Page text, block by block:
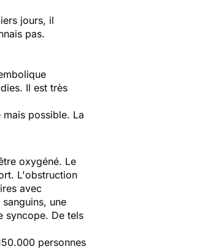
jours, il
pas.
Il est très
possible. La
oxygéné. Le
L'obstruction
avec
une
syncope. De tels
personnes